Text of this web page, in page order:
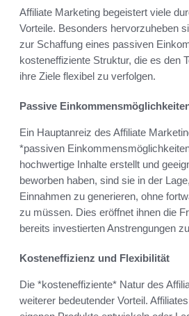
Affiliate Marketing begeistert viele
Vorteile. Besonders hervorzuheben
zur Schaffung eines passiven
kosteneffiziente Struktur, die es den
ihre Ziele flexibel zu verfolgen.
Passive
Ein Hauptanreiz des Affiliate
*passiven
hochwertige Inhalte erstellt und
beworben haben, sind sie in der
Einnahmen zu generieren, ohne
zu müssen. Dies eröffnet ihnen die
bereits investierten Anstrengungen
Kosteneffizienz und Flexibilität
Die *kosteneffiziente* Natur des
weiterer bedeutender Vorteil.